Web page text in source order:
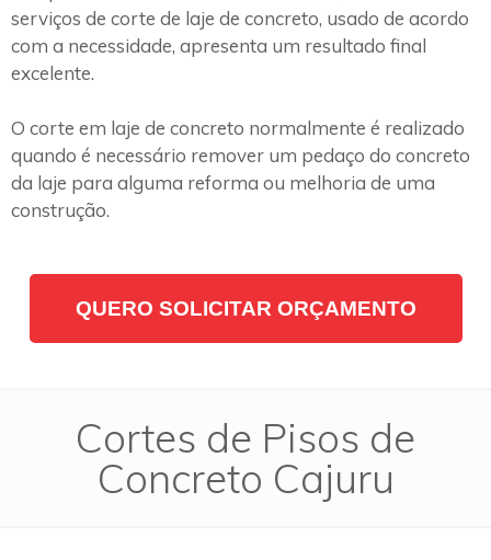
serviços de corte de laje de concreto, usado de acordo
com a necessidade, apresenta um resultado final
excelente.
O corte em laje de concreto normalmente é realizado
quando é necessário remover um pedaço do concreto
da laje para alguma reforma ou melhoria de uma
construção.
QUERO SOLICITAR ORÇAMENTO
Cortes de Pisos de
Concreto Cajuru